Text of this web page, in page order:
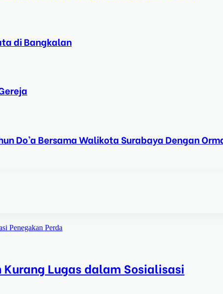
di Bangkalan
Do’a Bersama Walikota Surabaya Dengan
Penegakan Perda
Kurang Lugas dalam Sosialisasi